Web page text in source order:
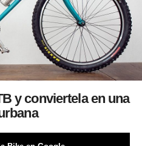
y conviertela en una